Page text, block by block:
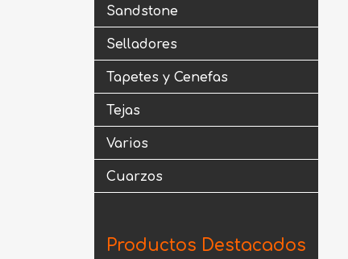
Sandstone
Selladores
Tapetes y Cenefas
Tejas
Varios
Cuarzos
Productos Destacados